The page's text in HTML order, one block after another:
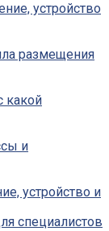
устройство
размещения
какой
и
устройство и
специалистов